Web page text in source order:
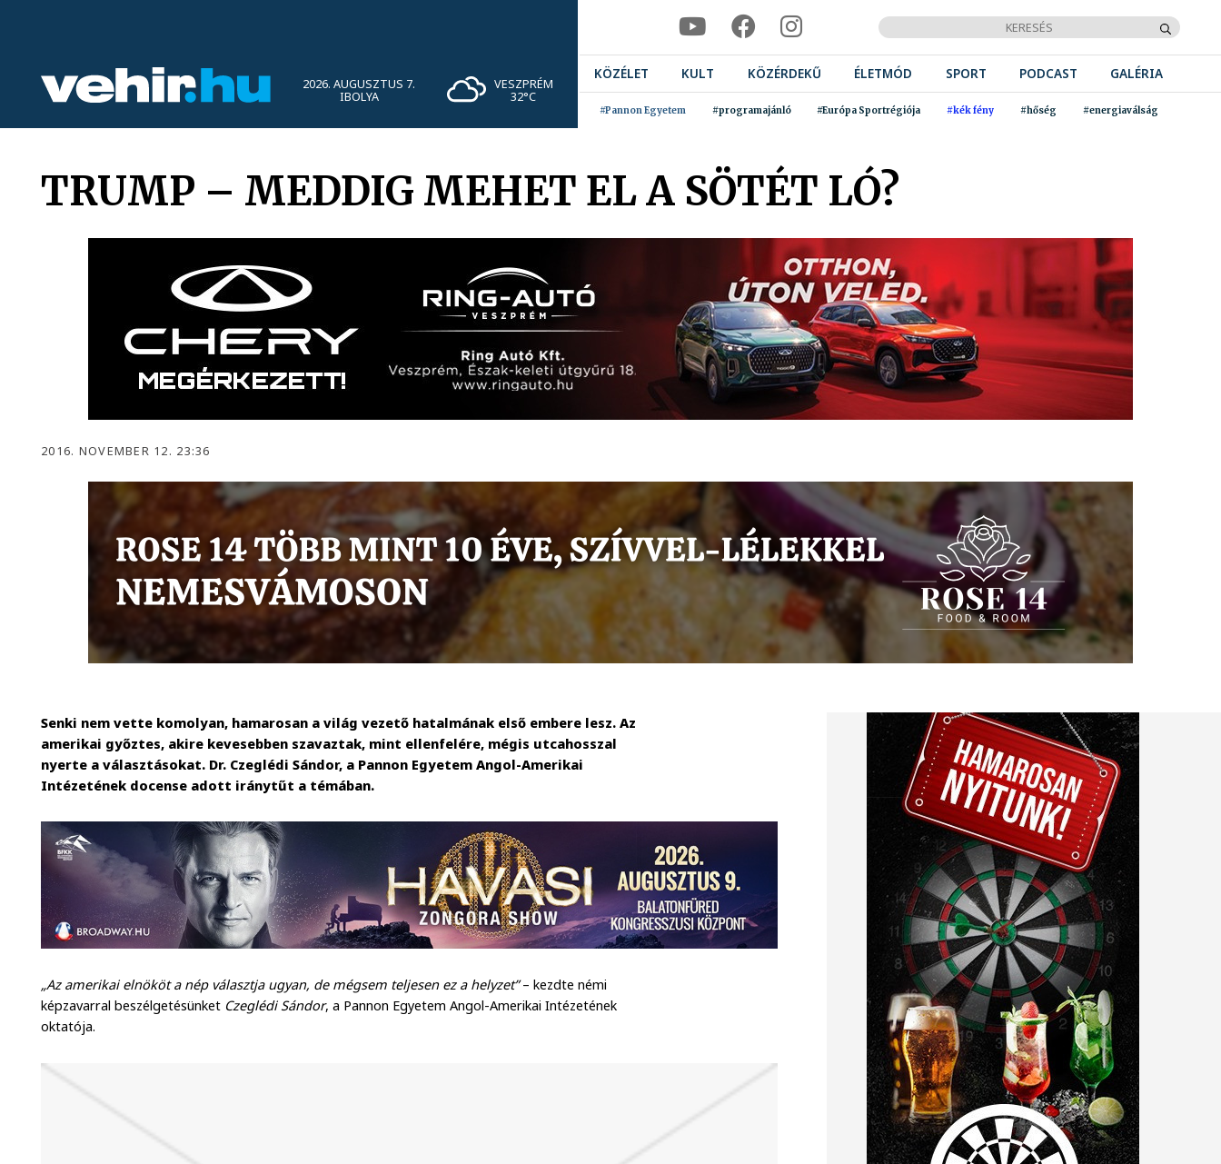
2026. AUGUSZTUS 7.
IBOLYA
VESZPRÉM
32°C
KÖZÉLET KULT KÖZÉRDEKŰ ÉLETMÓD SPORT PODCAST GALÉRIA
#Pannon Egyetem #programajánló #Európa Sportrégiója #kék fény #hőség #energiaválság
TRUMP – MEDDIG MEHET EL A SÖTÉT LÓ?
2016. NOVEMBER 12. 23:36
Senki nem vette komolyan, hamarosan a világ vezető hatalmának első embere lesz. Az
amerikai győztes, akire kevesebben szavaztak, mint ellenfelére, mégis utcahosszal
nyerte a választásokat. Dr. Czeglédi Sándor, a Pannon Egyetem Angol-Amerikai
Intézetének docense adott iránytűt a témában.
„Az amerikai elnököt a nép választja ugyan, de mégsem teljesen ez a helyzet”– kezdte némi
képzavarral beszélgetésünket Czeglédi Sándor, a Pannon Egyetem Angol-Amerikai Intézetének
oktatója.